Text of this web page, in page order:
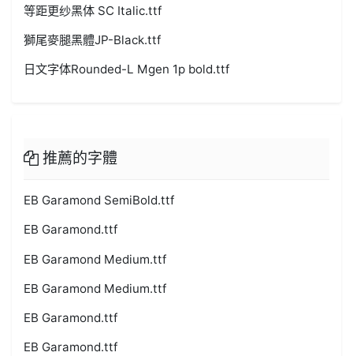
等距更纱黑体 SC Italic.ttf
獅尾麥腿黑體JP-Black.ttf
日文字体Rounded-L Mgen 1p bold.ttf
推薦的字體
EB Garamond SemiBold.ttf
EB Garamond.ttf
EB Garamond Medium.ttf
EB Garamond Medium.ttf
EB Garamond.ttf
EB Garamond.ttf